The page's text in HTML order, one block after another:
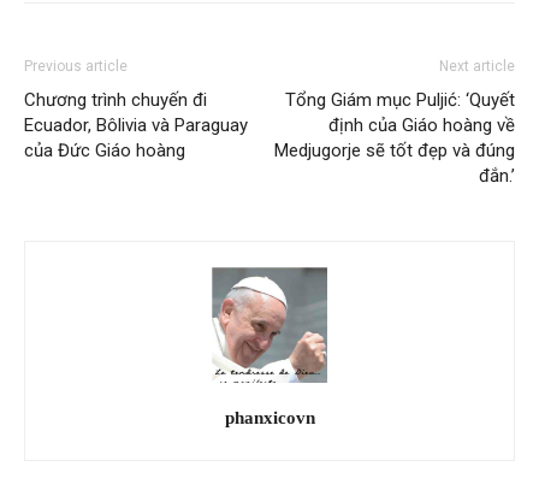
Previous article
Chương trình chuyến đi
Ecuador, Bôlivia và Paraguay
của Đức Giáo hoàng
Next article
Tổng Giám mục Puljić: ‘Quyết
định của Giáo hoàng về
Medjugorje sẽ tốt đẹp và đúng
đắn.’
phanxicovn